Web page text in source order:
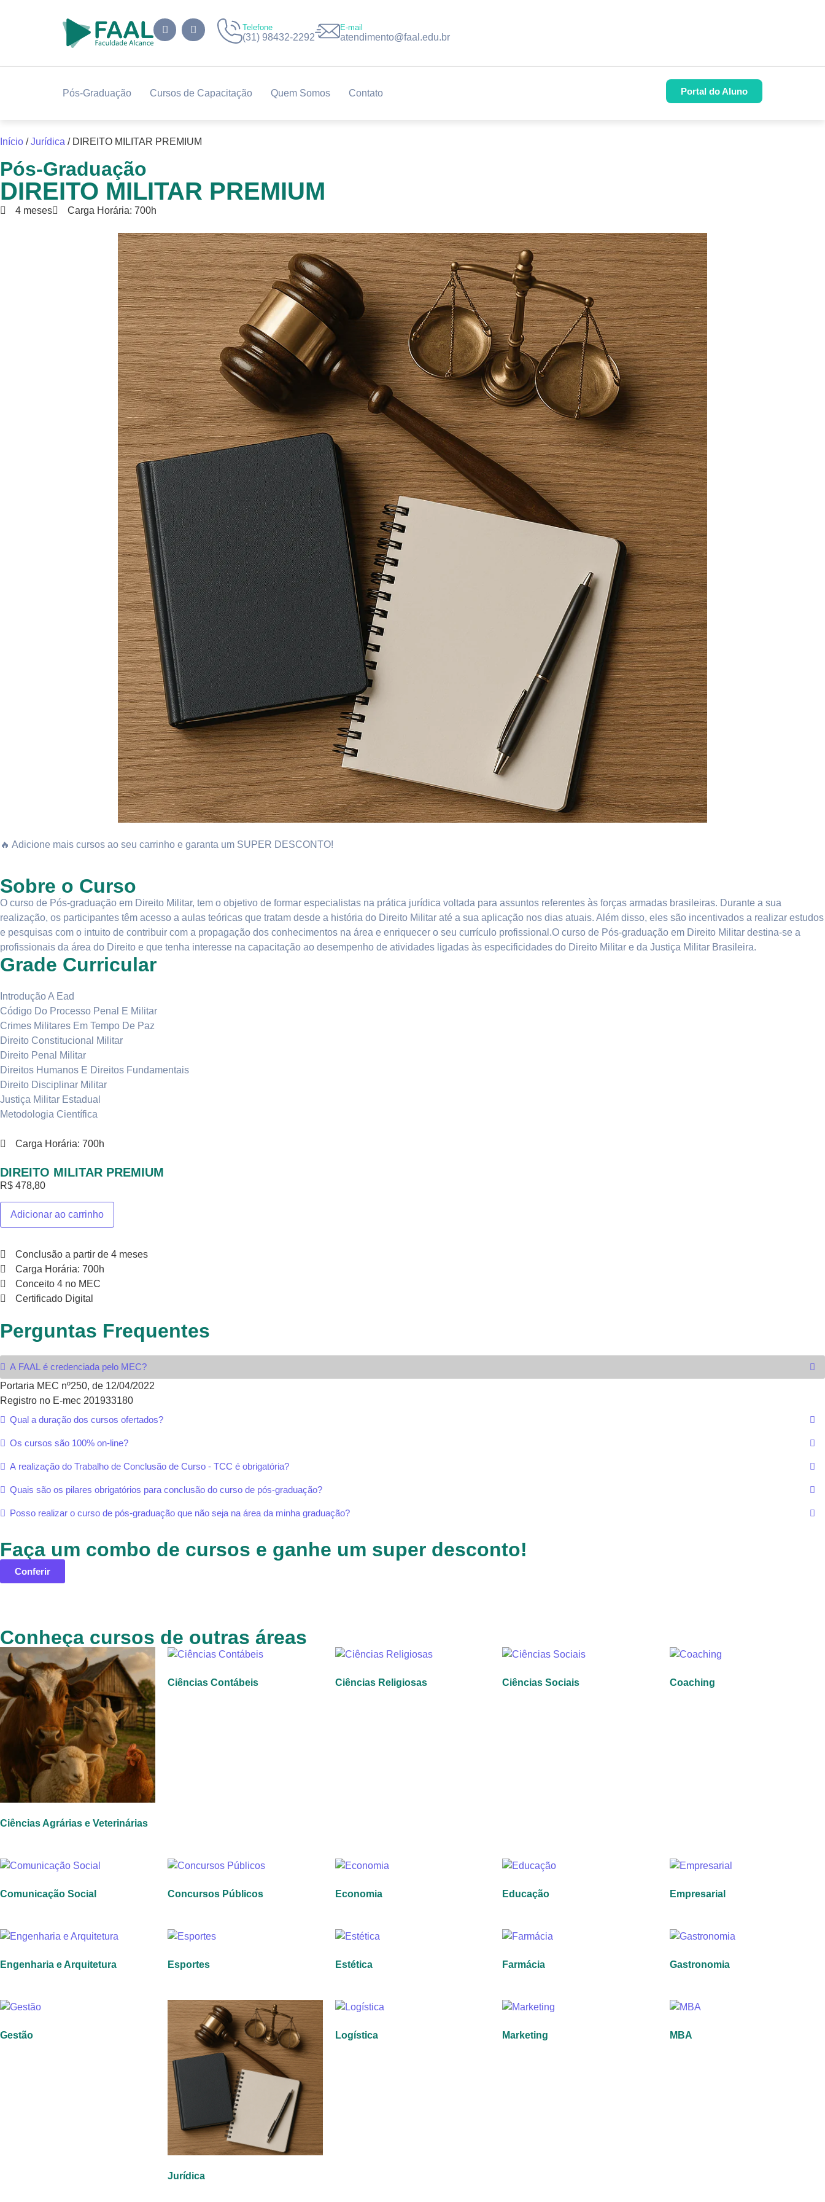
Telefone
(31) 98432-2292
E-mail
atendimento@faal.edu.br
Pós-Graduação Cursos de Capacitação Quem Somos Contato Portal do Aluno
Início /Jurídica / DIREITO MILITAR PREMIUM
Pós-Graduação
DIREITO MILITAR PREMIUM
4 meses Carga Horária: 700h
🔥 Adicione mais cursos ao seu carrinho e garanta um SUPER DESCONTO!
Sobre o Curso
O curso de Pós-graduação em Direito Militar, tem o objetivo de formar especialistas na prática jurídica voltada para assuntos referentes às forças armadas brasileiras. Durante a sua
realização, os participantes têm acesso a aulas teóricas que tratam desde a história do Direito Militar até a sua aplicação nos dias atuais. Além disso, eles são incentivados a realizar estudos
e pesquisas com o intuito de contribuir com a propagação dos conhecimentos na área e enriquecer o seu currículo profissional.O curso de Pós-graduação em Direito Militar destina-se a
profissionais da área do Direito e que tenha interesse na capacitação ao desempenho de atividades ligadas às especificidades do Direito Militar e da Justiça Militar Brasileira.
Grade Curricular
Introdução A Ead
Código Do Processo Penal E Militar
Crimes Militares Em Tempo De Paz
Direito Constitucional Militar
Direito Penal Militar
Direitos Humanos E Direitos Fundamentais
Direito Disciplinar Militar
Justiça Militar Estadual
Metodologia Científica
Carga Horária: 700h
DIREITO MILITAR PREMIUM
R$ 478,80
Adicionar ao carrinho
Conclusão a partir de 4 meses
Carga Horária: 700h
Conceito 4 no MEC
Certificado Digital
Perguntas Frequentes
A FAAL é credenciada pelo MEC?
Portaria MEC nº250, de 12/04/2022
Registro no E-mec 201933180
Qual a duração dos cursos ofertados?
Os cursos são 100% on-line?
A realização do Trabalho de Conclusão de Curso - TCC é obrigatória?
Quais são os pilares obrigatórios para conclusão do curso de pós-graduação?
Posso realizar o curso de pós-graduação que não seja na área da minha graduação?
Faça um combo de cursos e ganhe um super desconto!
Conferir
Conheça cursos de outras áreas
Ciências Agrárias e Veterinárias
Ciências Contábeis Ciências Religiosas Ciências Sociais Coaching
Comunicação Social Concursos Públicos Economia Educação Empresarial
Engenharia e Arquitetura Esportes Estética Farmácia Gastronomia
Gestão
Jurídica
Logística Marketing MBA